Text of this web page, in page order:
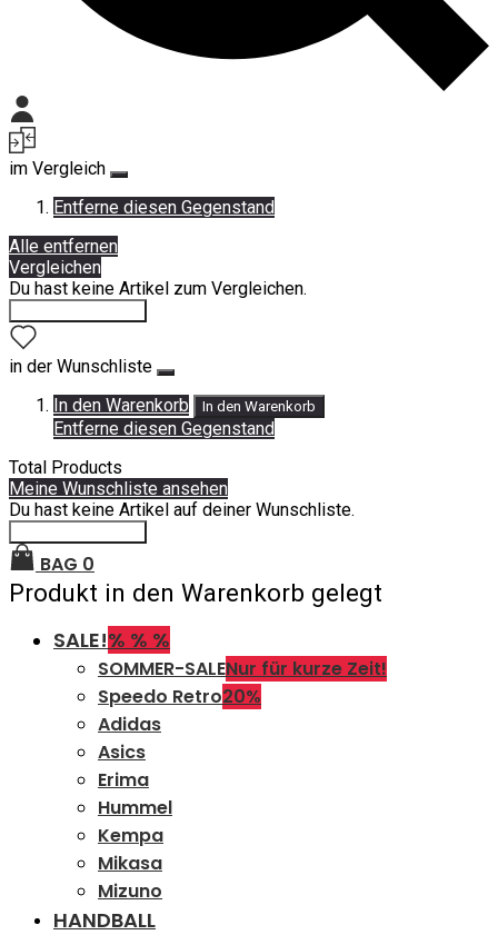
im Vergleich
Entferne diesen Gegenstand
Alle entfernen
Vergleichen
Du hast keine Artikel zum Vergleichen.
in der Wunschliste
In den Warenkorb
In den Warenkorb
Entferne diesen Gegenstand
Total Products
Meine Wunschliste ansehen
Du hast keine Artikel auf deiner Wunschliste.
BAG 0
Produkt in den Warenkorb gelegt
SALE!% % %
SOMMER-SALENur für kurze Zeit!
Speedo Retro20%
Adidas
Asics
Erima
Hummel
Kempa
Mikasa
Mizuno
HANDBALL